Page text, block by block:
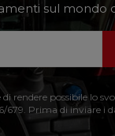
sul mondo
rendere possibile lo
Prima di inviare i